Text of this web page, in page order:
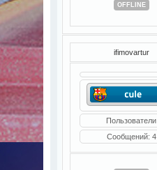
OFFLINE
ifimovartur
Пользователи
Сообщений: 4